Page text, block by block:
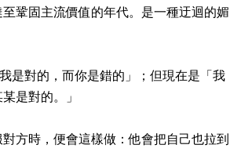
鞏固主流價值的年代。是一種迂迴的媚
是對的，而你是錯的」；但現在是「我
是對的。」
方時，便會這樣做：他會把自己也拉到